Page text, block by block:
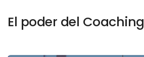
El poder del Coaching